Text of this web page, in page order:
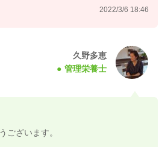
2022/3/6 18:46
久野多恵
管理栄養士
ございます。